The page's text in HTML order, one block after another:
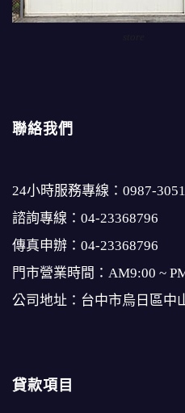
聯絡我們
24小時服務專線： 0987-
諮詢專線： 04-23368796
傳真申辦：04-23368796
門市營業時間：AM9:00 ~
公司地址：台中市烏日區中
貸款項目